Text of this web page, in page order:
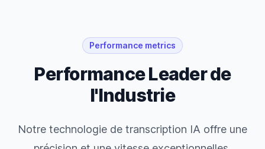
Performance metrics
Performance Leader de
l'Industrie
Notre technologie de transcription IA offre une